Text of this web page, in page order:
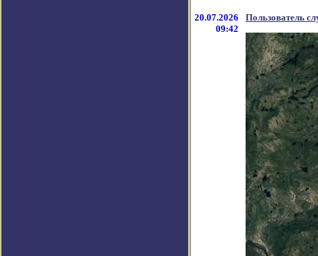
20.07.2026
09:42
Пользователь